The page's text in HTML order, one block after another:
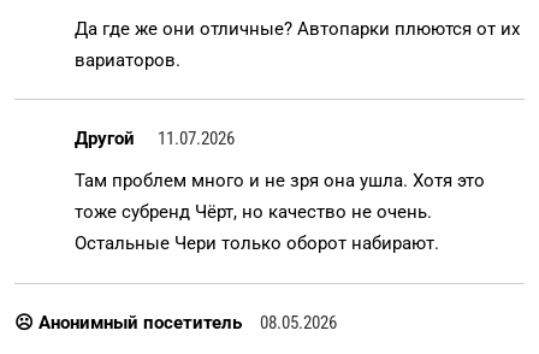
Да где же они отличные? Автопарки плюются от их
вариаторов.
Другой
11.07.2026
Там проблем много и не зря она ушла. Хотя это
тоже субренд Чёрт, но качество не очень.
Остальные Чери только оборот набирают.
☹ Анонимный посетитель
08.05.2026